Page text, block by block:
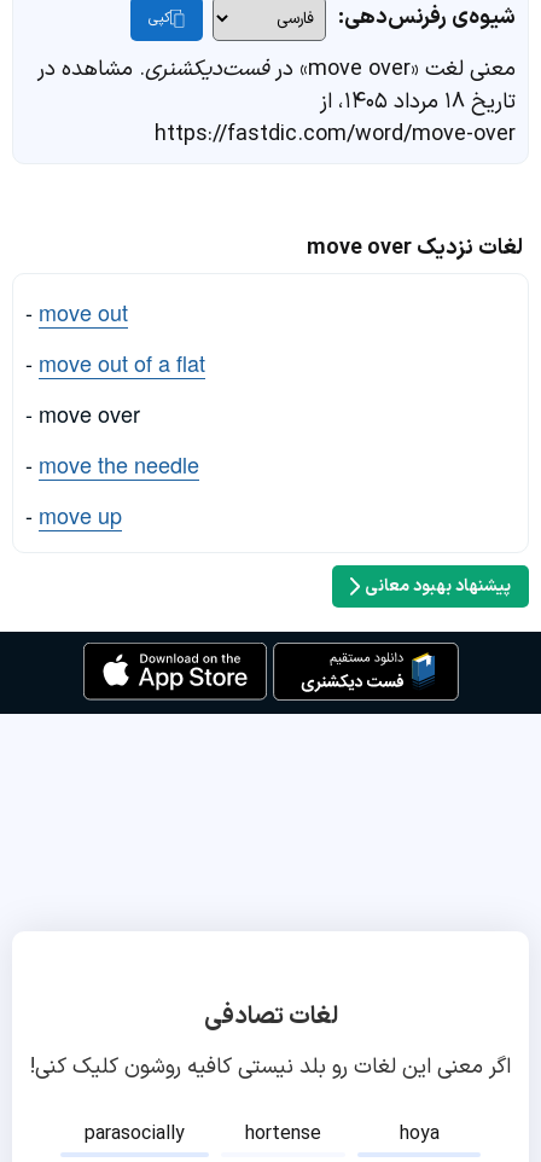
شیوه‌ی رفرنس‌دهی: کپی
معنی لغت «move over» در فست‌دیکشنری. مشاهده در
تاریخ ۱۸ مرداد ۱۴۰۵، از
https://fastdic.com/word/move-over
لغات نزدیک move over
- move out
- move out of a flat
- move over
- move the needle
- move up
پیشنهاد بهبود معانی
لغات تصادفی
اگر معنی این لغات رو بلد نیستی کافیه روشون کلیک کنی!
parasocially hortense
hoya